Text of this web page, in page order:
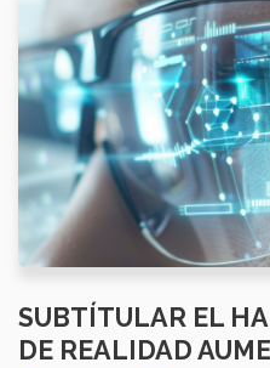
SUBTÍTULAR EL
DE REALIDAD